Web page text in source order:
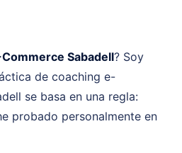
Sabadell? Soy
de coaching e-
se basa en una regla:
probado personalmente en